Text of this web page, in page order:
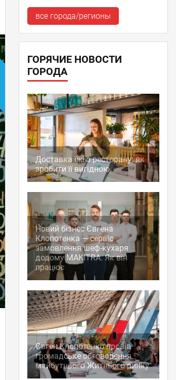
все города/регионы
ГОРЯЧИЕ НОВОСТИ
ГОРОДА
Доставка їжі з ресторану: як
зробити її вигідною
Новий бізнес Євгена
Клопотенка — сервіс
замовлення шеф-кухаря
додому MAKITRA. Як він
працює
Євген Клопотенко провів
громадське обговорення
майбутнього Житнього ринку